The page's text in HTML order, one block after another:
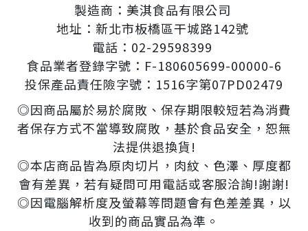
製造商：美淇食品有限公司
地址：新北市板橋區干城路142號
電話：02-29598399
食品業者登錄字號：F-180605699-00000-6
投保產品責任險字號：1516字第07PD02479
◎因商品屬於易於腐敗、保存期限較短若為消費
者保存方式不當導致腐敗，基於食品安全，恕無
法提供退換貨!
◎本店商品皆為原肉切片，肉紋、色澤、厚度都
會有差異，若有疑問可用電話或客服洽詢!謝謝!
◎因電腦解析度及螢幕等問題會有色差差異，以
收到的商品實品為準。